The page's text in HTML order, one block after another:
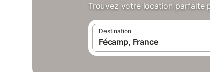
Trouvez votre location parfaite
Destination